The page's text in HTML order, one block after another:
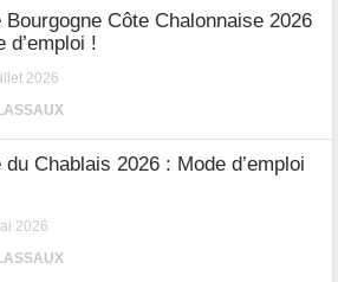
Bourgogne Côte Chalonnaise 2026
d’emploi !
2026
du Chablais 2026 : Mode d’emploi
2026